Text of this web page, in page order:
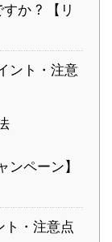
か ? 【リ
ント・注意
ペーン】
ト・注意点